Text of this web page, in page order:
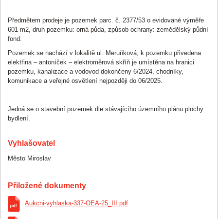
Předmětem prodeje je pozemek parc. č. 2377/53 o evidované výměře
601 m2, druh pozemku: orná půda, způsob ochrany: zemědělský půdní
fond.
Pozemek se nachází v lokalitě ul. Meruňková, k pozemku přivedena
elektřina – antoníček – elektroměrová skříň je umístěna na hranici
pozemku, kanalizace a vodovod dokončeny 6/2024, chodníky,
komunikace a veřejné osvětlení nejpozději do 06/2025.
Jedná se o stavební pozemek dle stávajícího územního plánu plochy
bydlení.
Vyhlašovatel
Město Miroslav
Přiložené dokumenty
Aukcni-vyhlaska-337-OEA-25_III.pdf